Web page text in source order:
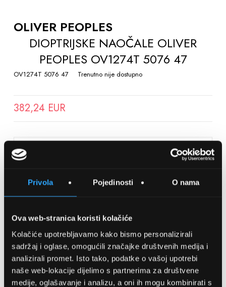
Privola Pojedinosti O nama
Ova web-stranica koristi kolačiće
Kolačiće upotrebljavamo kako bismo personalizirali
sadržaj i oglase, omogućili značajke društvenih medija i
analizirali promet. Isto tako, podatke o vašoj upotrebi
naše web-lokacije dijelimo s partnerima za društvene
medije, oglašavanje i analizu, a oni ih mogu kombinirati s
THE
BEGINNING
GALLERY
OLIVER PEOPLES
DIOPTRIJSKE NAOČALE OLIVER
PEOPLES OV1274T 5076 47
OV1274T 5076 47 Trenutno nije dostupno
382,24 EUR
SPREMITE NA LISTU ŽELJA
Detalji